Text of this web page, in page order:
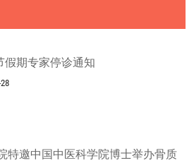
假期专家停诊通知
特邀中国中医科学院博士举办骨质